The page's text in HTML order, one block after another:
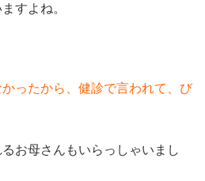
すよね。
かったから、健診で言われて、び
お母さんもいらっしゃいまし